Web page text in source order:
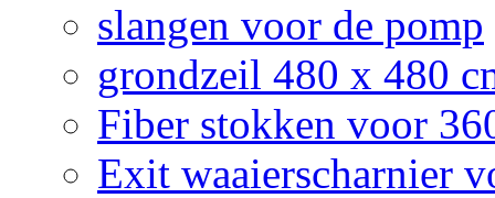
slangen voor de pomp
grondzeil 480 x 480
Fiber stokken voor
Exit waaierscharnier